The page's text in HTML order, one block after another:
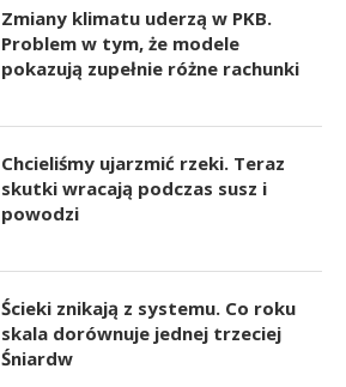
Zmiany klimatu uderzą w PKB.
Problem w tym, że modele
pokazują zupełnie różne rachunki
Chcieliśmy ujarzmić rzeki. Teraz
skutki wracają podczas susz i
powodzi
Ścieki znikają z systemu. Co roku
skala dorównuje jednej trzeciej
Śniardw